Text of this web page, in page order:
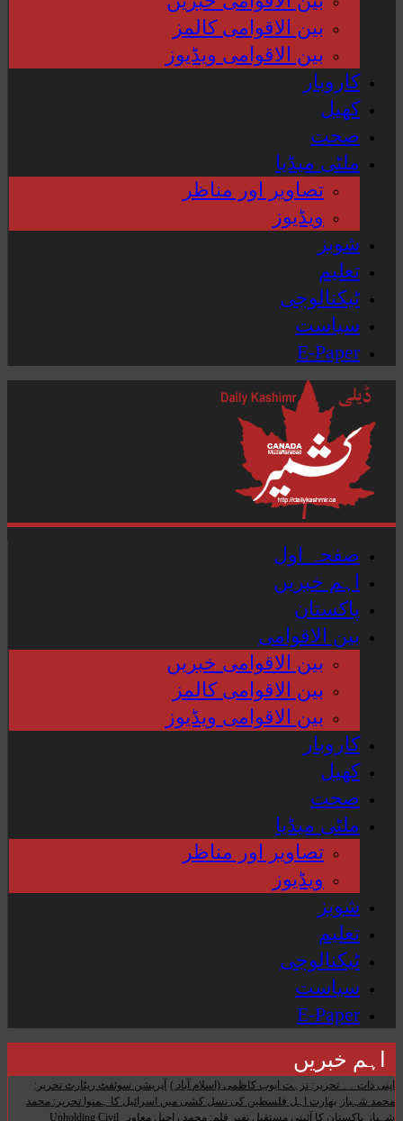
بین الاقوامی کالمز
بین الاقوامی ویڈیوز
کاروبار
کھیل
صحت
ملٹی میڈیا
تصاویر اور مناظر
ویڈیوز
شوبز
تعلیم
ٹیکنالوجی
سیاست
E-Paper
صفحہ اول
اہم خبریں
پاکستان
بین الاقوامی
بین الاقوامی خبریں
بین الاقوامی کالمز
بین الاقوامی ویڈیوز
کاروبار
کھیل
صحت
ملٹی میڈیا
تصاویر اور مناظر
ویڈیوز
شوبز
تعلیم
ٹیکنالوجی
سیاست
E-Paper
اہم خبریں
اپنی ذات ۔۔ تحریر: نزہت ایوب کاظمی (اسلام آباد ) آپریشن سوئفٹ ریٹارٹ تحریر:
محمد شہباز
بھارت اہل فلسطین کی نسل کشی میں اسرائیل کا ہمنوا تحریر: محمد
شہباز
پاکستان کا آئینی مستقبل نفیر قلم: محمد راحیل معاویہ Upholding Civil